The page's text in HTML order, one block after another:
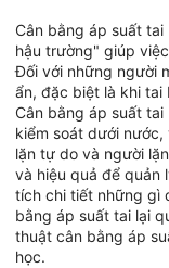
Cân bằng áp suất
hậu trường" giúp
Đối với những người
ẩn, đặc biệt là khi tai
Cân bằng áp suất
kiểm soát dưới
lặn tự do và người
và hiệu quả để quản
tích chi tiết những gì
bằng áp suất tai lại
thuật cân bằng áp
học.